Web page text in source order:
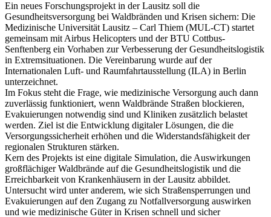
Ein neues Forschungsprojekt in der Lausitz soll die
Gesundheitsversorgung bei Waldbränden und Krisen sichern: Die
Medizinische Universität Lausitz – Carl Thiem (MUL-CT) startet
gemeinsam mit Airbus Helicopters und der BTU Cottbus-
Senftenberg ein Vorhaben zur Verbesserung der Gesundheitslogistik
in Extremsituationen. Die Vereinbarung wurde auf der
Internationalen Luft- und Raumfahrtausstellung (ILA) in Berlin
unterzeichnet.
Im Fokus steht die Frage, wie medizinische Versorgung auch dann
zuverlässig funktioniert, wenn Waldbrände Straßen blockieren,
Evakuierungen notwendig sind und Kliniken zusätzlich belastet
werden. Ziel ist die Entwicklung digitaler Lösungen, die die
Versorgungssicherheit erhöhen und die Widerstandsfähigkeit der
regionalen Strukturen stärken.
Kern des Projekts ist eine digitale Simulation, die Auswirkungen
großflächiger Waldbrände auf die Gesundheitslogistik und die
Erreichbarkeit von Krankenhäusern in der Lausitz abbildet.
Untersucht wird unter anderem, wie sich Straßensperrungen und
Evakuierungen auf den Zugang zu Notfallversorgung auswirken
und wie medizinische Güter in Krisen schnell und sicher